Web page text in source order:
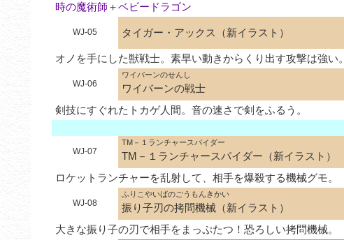
時の魔術師＋ベビードラゴン
WJ-05 タイガー・アックス（新イラスト）
オノを手にした獣戦士。素早い動きからくり出す攻撃は強い。
WJ-06
ワイバーンのせんし
ワイバーンの戦士
剣技にすぐれたトカゲ人間。音の速さで剣をふるう。
WJ-07
TM－１ランチャースパイダー
TM－１ランチャースパイダー（新イラスト）
ロケットランチャーを乱射して、相手を爆殺する機械グモ。
WJ-08
ふりこやいばのごうもんきかい
振り子刃の拷問機械（新イラスト）
大きな振り子の刃で相手をまっぷたつ！恐ろしい拷問機械。